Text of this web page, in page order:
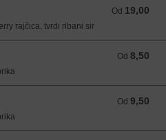
Od 19,00
Od 19,00 EUR
rajčica, tvrdi ribani sir
Od 8,50
Od 8,50 EUR
Od 9,50
Od 9,50 EUR